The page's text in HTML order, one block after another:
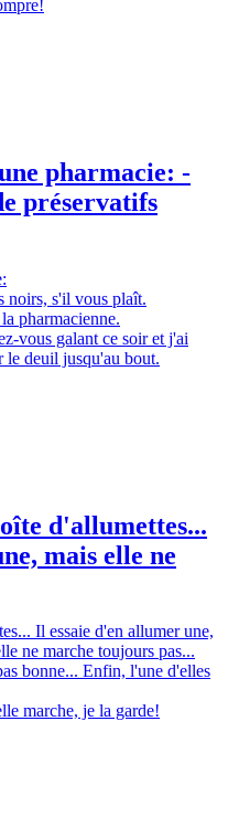
pharmacie: -
préservatifs
noirs, s'il vous plaît.
pharmacienne.
vous galant ce soir et j'ai
le deuil jusqu'au bout.
d'allumettes...
mais elle ne
Il essaie d'en allumer une,
ne marche toujours pas...
bonne... Enfin, l'une d'elles
marche, je la garde!